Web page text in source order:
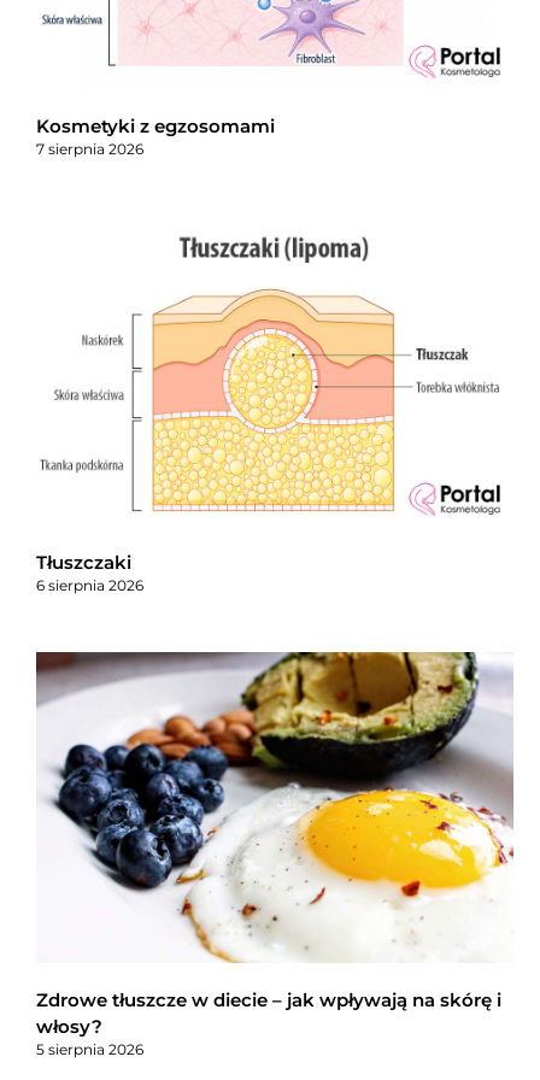
Kosmetyki z egzosomami
7 sierpnia 2026
Tłuszczaki
6 sierpnia 2026
Zdrowe tłuszcze w diecie – jak wpływają na skórę i
włosy?
5 sierpnia 2026